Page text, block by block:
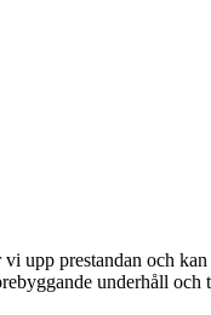
upp prestandan och
underhåll